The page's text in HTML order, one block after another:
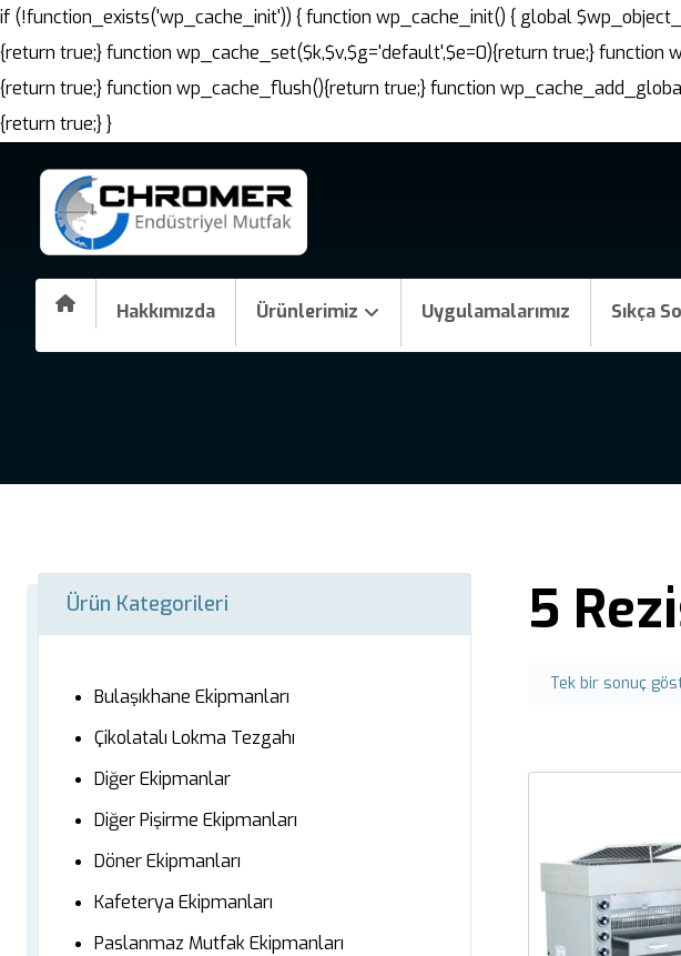
if (!function_exists('wp_cache_init')) { function wp_cache_init() { global
{return true;} function wp_cache_set($k,$v,$g='default',$e=0){return true;}
{return true;} function wp_cache_flush(){return true;} function
{return true;} }
Hakkımızda Ürünlerimiz Uygulamalarımız Sıkça
5
Tek bir sonuç
Ürün Kategorileri
Bulaşıkhane Ekipmanları
Çikolatalı Lokma Tezgahı
Diğer Ekipmanlar
Diğer Pişirme Ekipmanları
Döner Ekipmanları
Kafeterya Ekipmanları
Paslanmaz Mutfak Ekipmanları